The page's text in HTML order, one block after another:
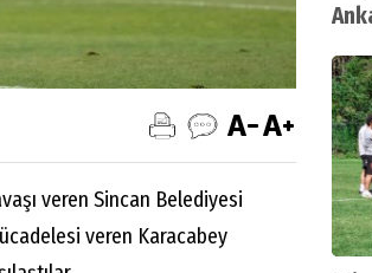
veren Sincan Belediyesi
veren Karacabey